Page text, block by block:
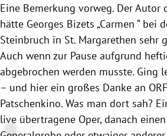
Eine Bemerkung vorweg. Der Autor
hätte Georges Bizets „Carmen “ bei
Steinbruch in St. Margarethen sehr
Auch wenn zur Pause aufgrund
abgebrochen werden musste. Ging
– und hier ein großes Danke an
Patschenkino. Was man dort sah?
live übertragene Oper, danach